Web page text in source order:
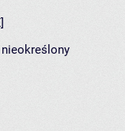
nieokreślony